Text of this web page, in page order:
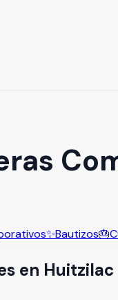
✨Bautizos🎂
en Huitzilac